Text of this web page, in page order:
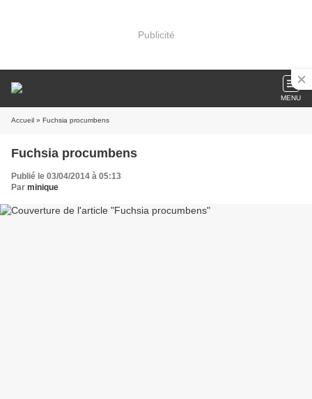
Publicité
MENU
Accueil » Fuchsia procumbens
Fuchsia procumbens
Publié le 03/04/2014 à 05:13
Par minique